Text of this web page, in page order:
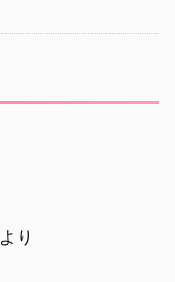
より